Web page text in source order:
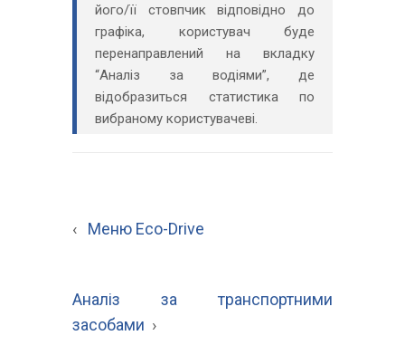
його/її стовпчик відповідно до
графіка, користувач буде
перенаправлений на вкладку
“Аналіз за водіями”, де
відобразиться статистика по
вибраному користувачеві.
‹ Меню Eco-Drive
Аналіз за транспортними
засобами ›